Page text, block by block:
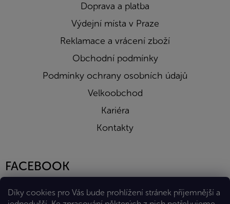
Díky cookies pro Vás bude prohlížení stránek příjemnější a
Doprava a platba
Výdejní místa v Praze
Reklamace a vrácení zboží
Obchodní podmínky
Podmínky ochrany osobních údajů
Velkoobchod
Kariéra
Kontakty
FACEBOOK